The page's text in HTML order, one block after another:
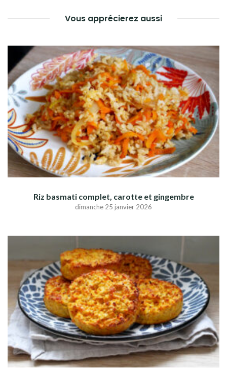
Vous apprécierez aussi
Riz basmati complet, carotte et gingembre
dimanche 25 janvier 2026